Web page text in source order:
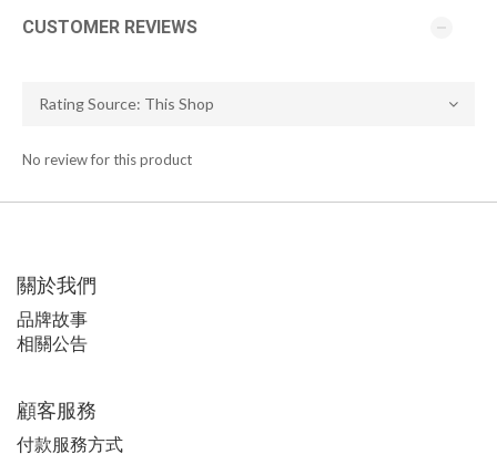
CUSTOMER REVIEWS
No review for this product
關於我們
品牌故事
相關公告
顧客服務
付款服務方式